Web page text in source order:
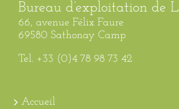
Bureau d’exploitation de
66, avenue Félix Faure
69580 Sathonay Camp
Tel. +33 (0)4 78 98 73 42
Accueil